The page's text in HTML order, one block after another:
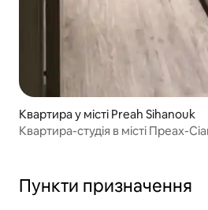
Квартира у місті Preah Sihanouk
Квартира-студія в місті Преах-
Пункти призначення